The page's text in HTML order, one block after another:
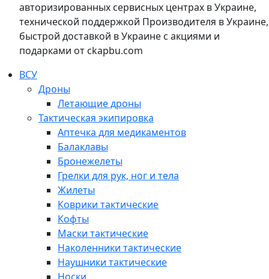
авторизированных сервисных центрах в Украине,
технической поддержкой Производителя в Украине,
быстрой доставкой в Украине с акциями и
подарками от ckapbu.com
ВСУ
Дроны
Летающие дроны
Тактическая экипировка
Аптечка для медикаментов
Балаклавы
Бронежелеты
Грелки для рук, ног и тела
Жилеты
Коврики тактические
Кофты
Маски тактические
Наколенники тактические
Наушники тактические